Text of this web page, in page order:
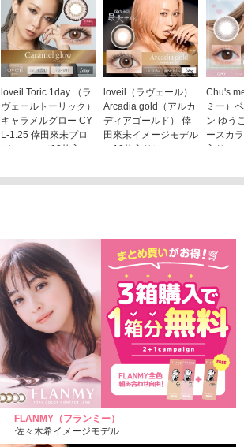
loveil Toric 1day （ラ
ヴェールトーリック）
キャラメルグロー CY
L-1.25 倖田來未プロ
デュース （10枚入
1,760円(税込)
loveil（ラヴェール）
Arcadia gold（アルカ
ディアゴールド） 倖
田來未イメージモデル
（10枚入り）
Chu's
ミー）
ン ゆう
ースカ
入り）
FLANMY（フランミー）
佐々木希イメージモデル